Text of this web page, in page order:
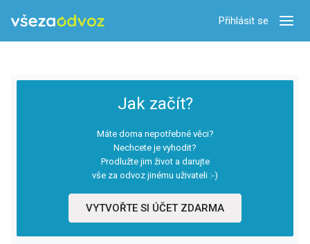
Přihlásit se
Jak začít?
Máte doma nepotřebné věci?
Nechcete je vyhodit?
Prodlužte jim život a darujte
vše za odvoz jinému uživateli :-)
VYTVOŘTE SI ÚČET ZDARMA